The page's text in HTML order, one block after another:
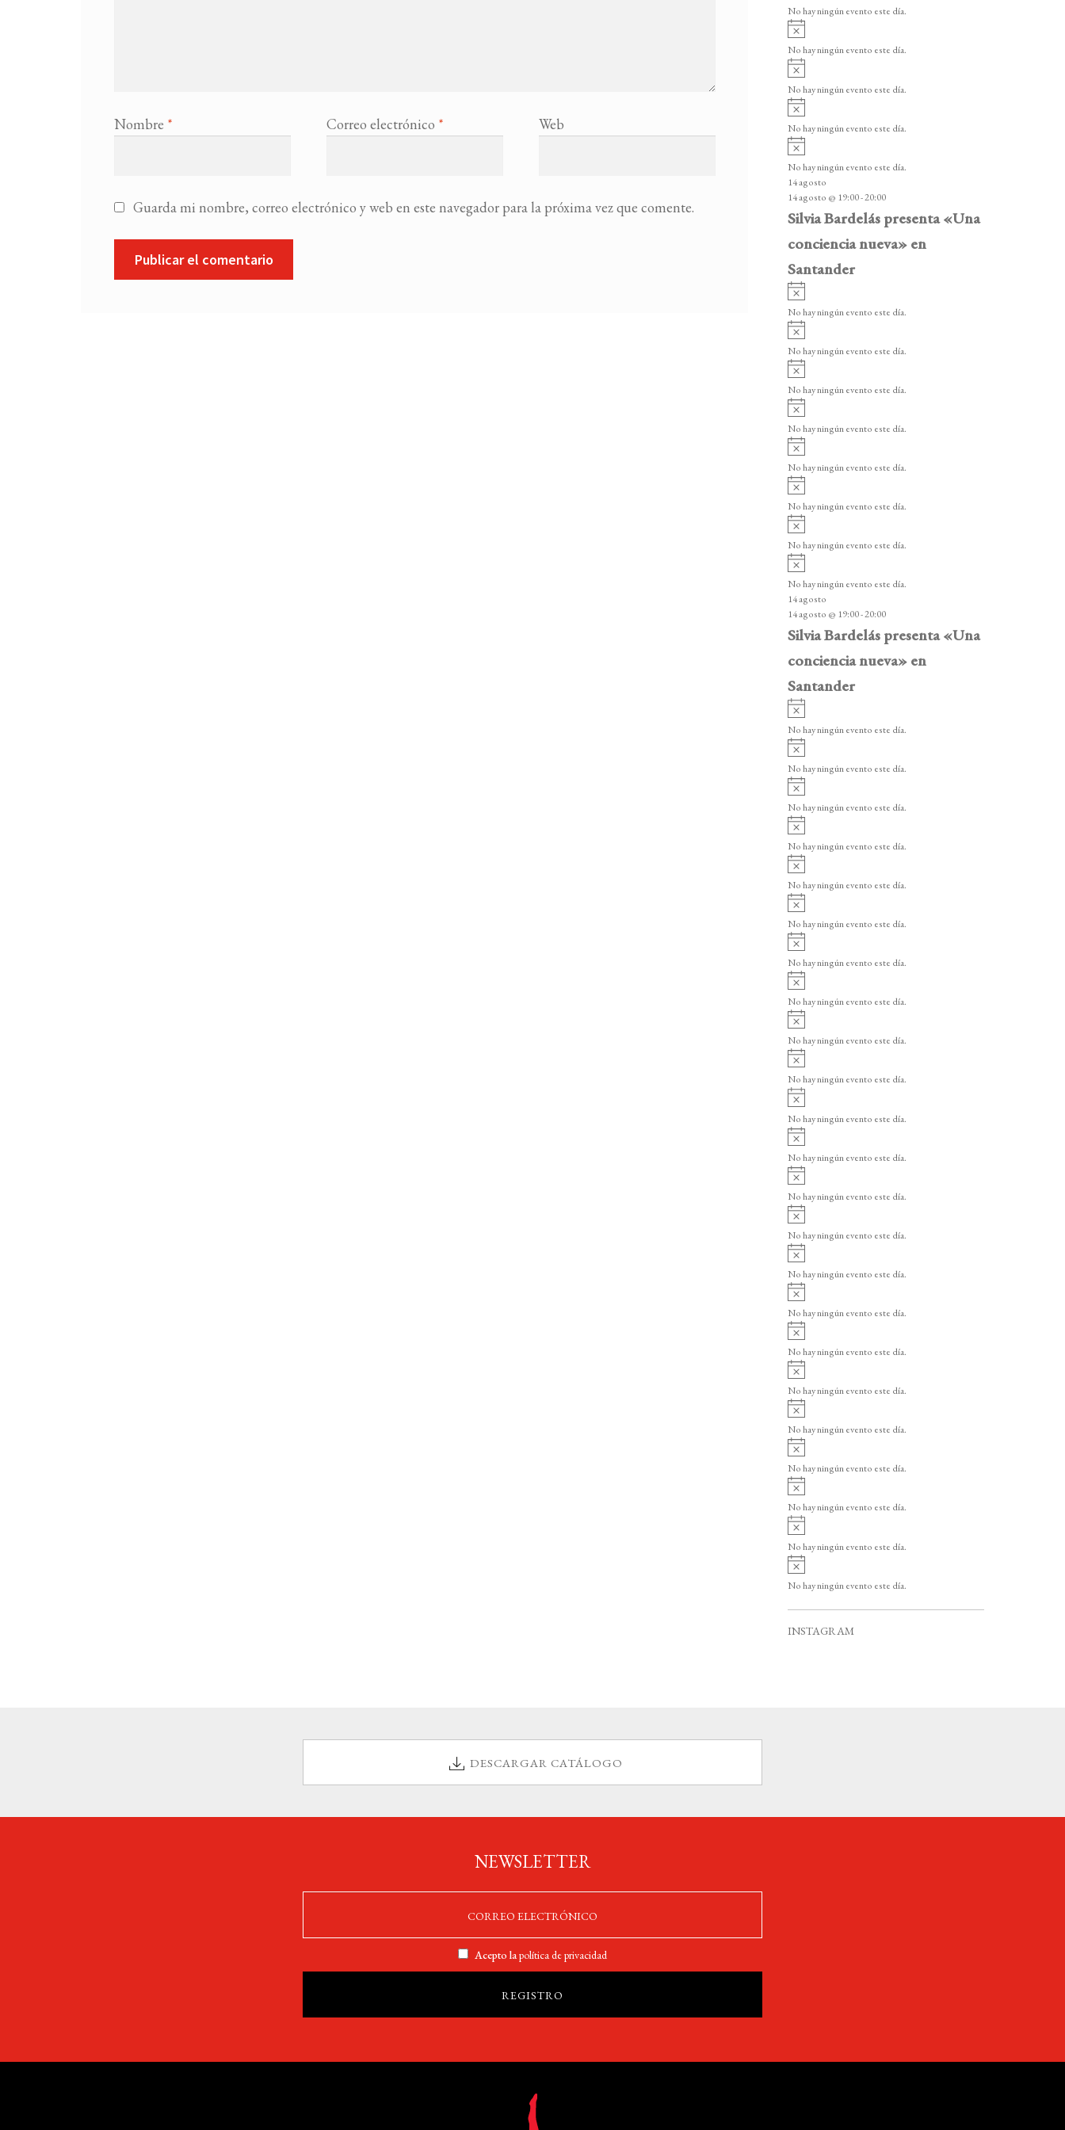
Nombre * Correo electrónico * Web
Guarda mi nombre, correo electrónico y web en este navegador para la próxima vez que comente.
e
n
t
o
s
o
i
o
No hay ningún evento este día.
v
i
o
No hay ningún evento este día.
A
v
i
o
No hay ningún evento este día.
A
v
i
o
No hay ningún evento este día.
v
i
s
o
No hay ningún evento este día.
14 agosto
14 agosto @ 19:00-20:00
Silvia Bardelás presenta «Una
conciencia nueva» en
Santander
v
i
o
No hay ningún evento este día.
v
i
o
No hay ningún evento este día.
v
i
o
No hay ningún evento este día.
v
i
o
No hay ningún evento este día.
v
i
o
No hay ningún evento este día.
v
i
o
No hay ningún evento este día.
v
i
o
No hay ningún evento este día.
v
i
s
o
No hay ningún evento este día.
14 agosto
14 agosto @ 19:00-20:00
Silvia Bardelás presenta «Una
conciencia nueva» en
Santander
A
v
i
o
No hay ningún evento este día.
A
v
i
o
No hay ningún evento este día.
v
i
o
No hay ningún evento este día.
v
i
o
No hay ningún evento este día.
v
i
o
No hay ningún evento este día.
v
i
o
No hay ningún evento este día.
v
i
o
No hay ningún evento este día.
v
i
o
No hay ningún evento este día.
v
i
o
No hay ningún evento este día.
v
i
o
No hay ningún evento este día.
A
v
i
o
No hay ningún evento este día.
A
v
i
o
No hay ningún evento este día.
A
v
i
o
No hay ningún evento este día.
v
i
o
No hay ningún evento este día.
v
i
o
No hay ningún evento este día.
v
i
o
No hay ningún evento este día.
v
i
o
No hay ningún evento este día.
v
i
o
No hay ningún evento este día.
v
i
o
No hay ningún evento este día.
v
i
o
No hay ningún evento este día.
v
i
o
No hay ningún evento este día.
A
v
i
o
No hay ningún evento este día.
A
v
i
No hay ningún evento este día.
INSTAGRAM
DESCARGAR CATÁLOGO
NEWSLETTER
Acepto lapolítica de privacidad